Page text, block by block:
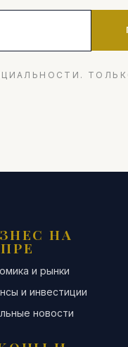
НА
и рынки
и инвестиции
новости